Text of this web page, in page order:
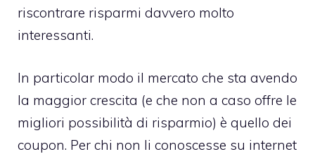
riscontrare risparmi davvero molto
interessanti.
In particolar modo il mercato che sta avendo
la maggior crescita (e che non a caso offre le
migliori possibilità di risparmio) è quello dei
coupon. Per chi non li conoscesse su internet